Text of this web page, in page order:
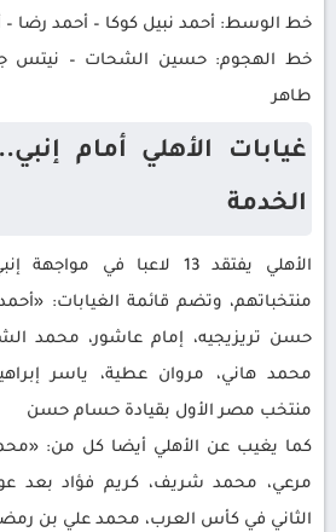
خط الوسط: أحمد نبيل كوكا – أحمد رضا –
خط الهجوم: حسين الشحات – نيتس
طاهر
الخدمة
الأهلي يفتقد 13 لاعبا في
منتخباتهم، وتضم قائمة الغيابات:
حسن تريزيجيه، إمام عاشور، محمد
محمد هاني، مروان عطية، ياسر
منتخب مصر الأول بقيادة حسام حسن
كما يغيب عن الأهلي أيضا كل من:
مرعي، محمد شريف، كريم فؤاد بعد
الثاني في كأس العرب، محمد علي بن